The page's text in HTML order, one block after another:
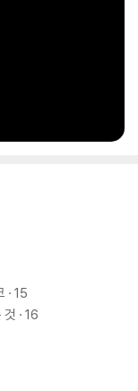
다, 재능보다, IQ보
책추남TV 강력 추천
· 15
· 16